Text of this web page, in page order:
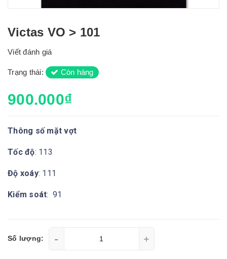
Victas VO > 101
Viết đánh giá
Trạng thái: Còn hàng
900.000₫
Thông số mặt vợt
Tốc độ: 113
Độ xoáy: 111
Kiểm soát: 91
Số lượng: - +